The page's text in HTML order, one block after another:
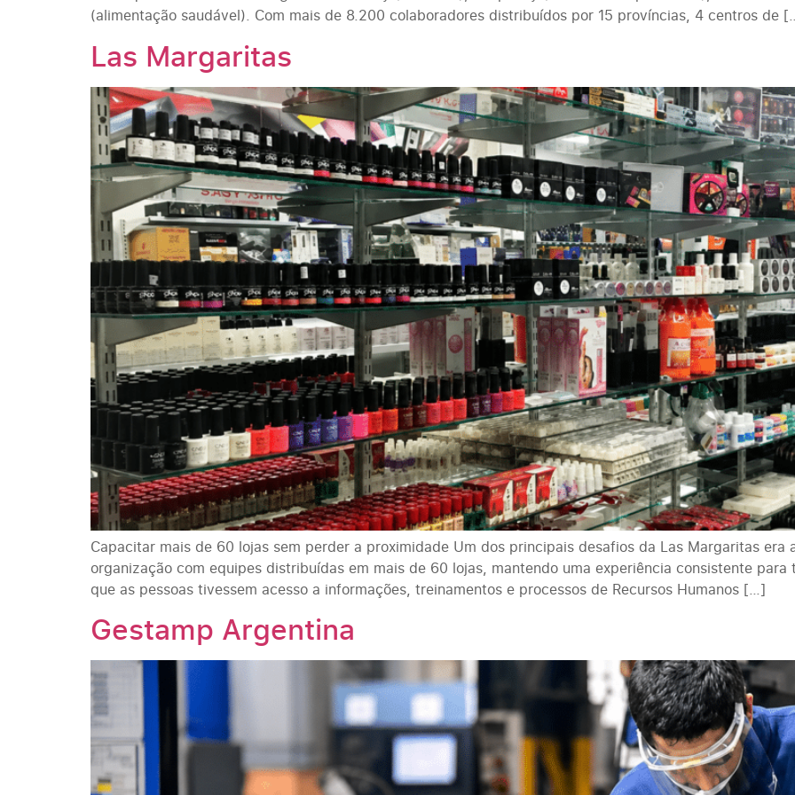
(alimentação saudável). Com mais de 8.200 colaboradores distribuídos por 15 províncias, 4 centros de
Las Margaritas
Capacitar mais de 60 lojas sem perder a proximidade Um dos principais desafios da Las Margaritas era
organização com equipes distribuídas em mais de 60 lojas, mantendo uma experiência consistente
que as pessoas tivessem acesso a informações, treinamentos e processos de Recursos Humanos […]
Gestamp Argentina